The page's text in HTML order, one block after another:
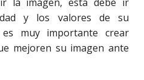
y los valores de su
muy importante crear
mejoren su imagen ante